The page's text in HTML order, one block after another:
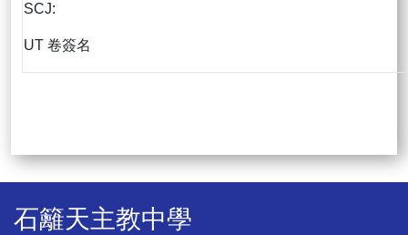
SCJ:
UT 卷簽名
石籬天主教中學